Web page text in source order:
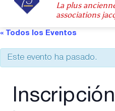
La plus
associations
« Todos los Eventos
Este evento ha pasado.